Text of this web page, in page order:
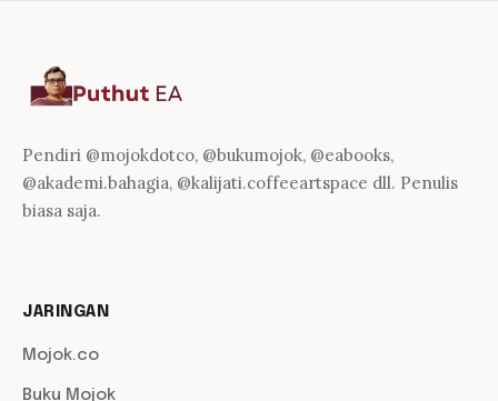
Pendiri @mojokdotco, @bukumojok, @eabooks,
@akademi.bahagia, @kalijati.coffeeartspace dll. Penulis
biasa saja.
JARINGAN
Mojok.co
Buku Mojok